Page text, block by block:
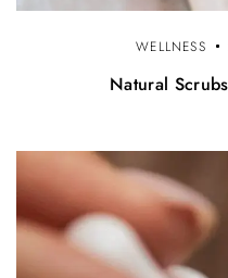
WELLNESS
Natural